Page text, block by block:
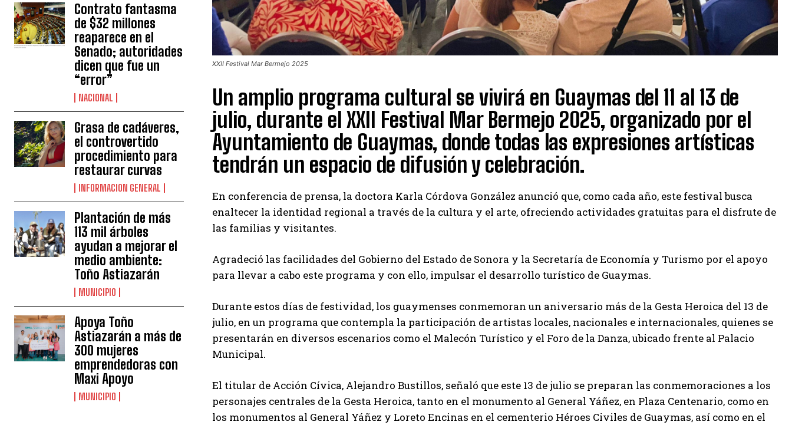
Contrato fantasma
de $32 millones
reaparece en el
Senado; autoridades
dicen que fue un
“error”
NACIONAL
Grasa de cadáveres,
el controvertido
procedimiento para
restaurar curvas
INFORMACION GENERAL
Plantación de más
113 mil árboles
ayudan a mejorar el
medio ambiente:
Toño Astiazarán
MUNICIPIO
Apoya Toño
Astiazarán a más de
300 mujeres
emprendedoras con
Maxi Apoyo
MUNICIPIO
XXII Festival Mar Bermejo 2025
Un amplio programa cultural se vivirá en Guaymas del 11 al 13 de
julio, durante el XXII Festival Mar Bermejo 2025, organizado por el
Ayuntamiento de Guaymas, donde todas las expresiones artísticas
tendrán un espacio de difusión y celebración.
En conferencia de prensa, la doctora Karla Córdova González anunció que, como cada año, este festival busca
enaltecer la identidad regional a través de la cultura y el arte, ofreciendo actividades gratuitas para el disfrute de
las familias y visitantes.
Agradeció las facilidades del Gobierno del Estado de Sonora y la Secretaría de Economía y Turismo por el apoyo
para llevar a cabo este programa y con ello, impulsar el desarrollo turístico de Guaymas.
Durante estos días de festividad, los guaymenses conmemoran un aniversario más de la Gesta Heroica del 13 de
julio, en un programa que contempla la participación de artistas locales, nacionales e internacionales, quienes se
presentarán en diversos escenarios como el Malecón Turístico y el Foro de la Danza, ubicado frente al Palacio
Municipal.
El titular de Acción Cívica, Alejandro Bustillos, señaló que este 13 de julio se preparan las conmemoraciones a los
personajes centrales de la Gesta Heroica, tanto en el monumento al General Yáñez, en Plaza Centenario, como en
los monumentos al General Yáñez y Loreto Encinas en el cementerio Héroes Civiles de Guaymas, así como en el